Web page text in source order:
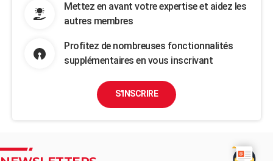
Mettez en avant votre expertise et aidez les
autres membres
Profitez de nombreuses fonctionnalités
supplémentaires en vous inscrivant
S'INSCRIRE